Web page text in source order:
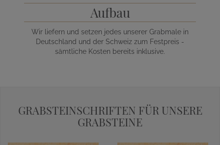
Aufbau
Wir liefern und setzen jedes unserer Grabmale in
Deutschland und der Schweiz zum Festpreis -
sämtliche Kosten bereits inklusive.
GRABSTEINSCHRIFTEN FÜR UNSERE
GRABSTEINE